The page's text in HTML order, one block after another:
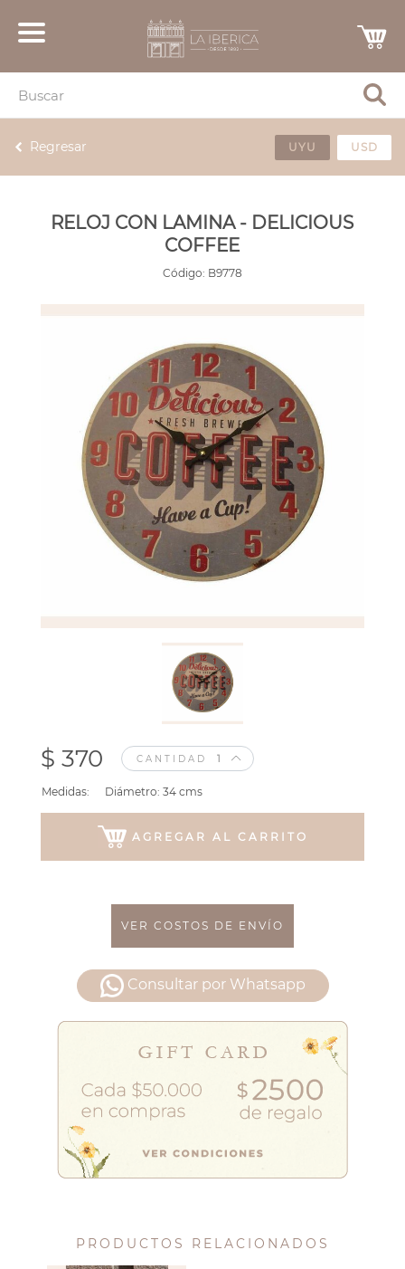
Regresar UYU USD
RELOJ CON LAMINA - DELICIOUS
COFFEE
Código: B9778
$ 370 CANTIDAD
Medidas: Diámetro: 34 cms
AGREGAR AL CARRITO
VER COSTOS DE ENVÍO
Consultar por Whatsapp
PRODUCTOS RELACIONADOS